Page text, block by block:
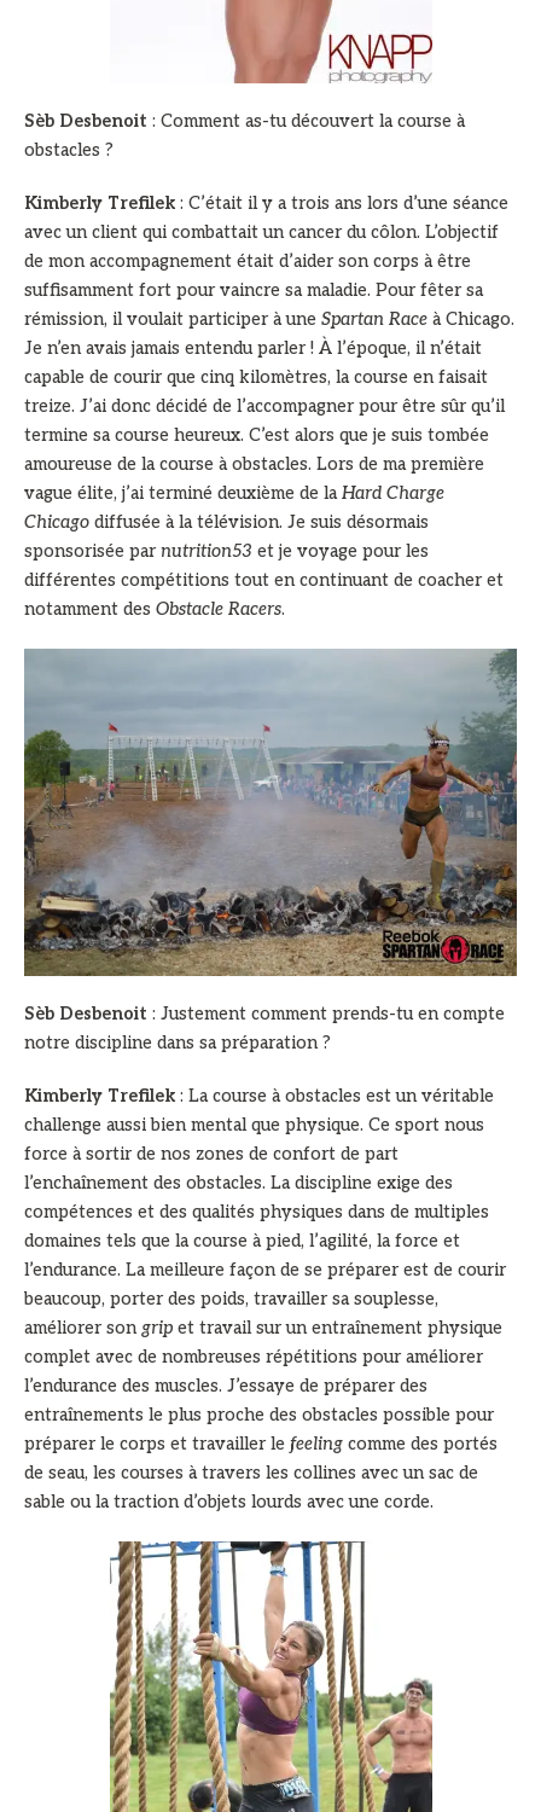
Sèb Desbenoit : Comment as-tu découvert la course à
obstacles ?
Kimberly Trefilek : C’était il y a trois ans lors d’une séance
avec un client qui combattait un cancer du côlon. L’objectif
de mon accompagnement était d’aider son corps à être
suffisamment fort pour vaincre sa maladie. Pour fêter sa
rémission, il voulait participer à une Spartan Race à Chicago.
Je n’en avais jamais entendu parler ! À l’époque, il n’était
capable de courir que cinq kilomètres, la course en faisait
treize. J’ai donc décidé de l’accompagner pour être sûr qu’il
termine sa course heureux. C’est alors que je suis tombée
amoureuse de la course à obstacles. Lors de ma première
vague élite, j’ai terminé deuxième de laHard Charge
Chicago diffusée à la télévision. Je suis désormais
sponsorisée parnutrition53 et je voyage pour les
différentes compétitions tout en continuant de coacher et
notamment des Obstacle Racers.
Sèb Desbenoit : Justement comment prends-tu en compte
notre discipline dans sa préparation ?
Kimberly Trefilek : La course à obstacles est un véritable
challenge aussi bien mental que physique. Ce sport nous
force à sortir de nos zones de confort de part
l’enchaînement des obstacles. La discipline exige des
compétences et des qualités physiques dans de multiples
domaines tels que la course à pied, l’agilité, la force et
l’endurance. La meilleure façon de se préparer est de courir
beaucoup, porter des poids, travailler sa souplesse,
améliorer songrip et travail sur un entraînement physique
complet avec de nombreuses répétitions pour améliorer
l’endurance des muscles. J’essaye de préparer des
entraînements le plus proche des obstacles possible pour
préparer le corps et travailler le feeling comme des portés
de seau, les courses à travers les collines avec un sac de
sable ou la traction d’objets lourds avec une corde.